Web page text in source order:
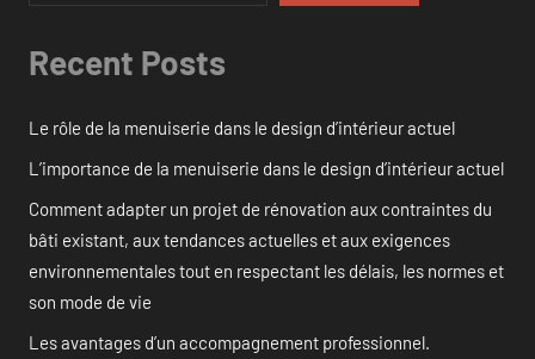
Recent Posts
Le rôle de la menuiserie dans le design d’intérieur actuel
L’importance de la menuiserie dans le design d’intérieur actuel
Comment adapter un projet de rénovation aux contraintes du
bâti existant, aux tendances actuelles et aux exigences
environnementales tout en respectant les délais, les normes et
son mode de vie
Les avantages d’un accompagnement professionnel.